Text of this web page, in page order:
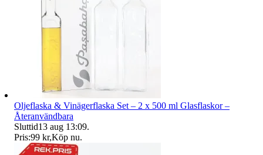
Oljeflaska & Vinägerflaska Set – 2 x 500 ml Glasflaskor –
Återanvändbara
Sluttid13 aug 13:09.
Pris:99 kr,Köp nu.